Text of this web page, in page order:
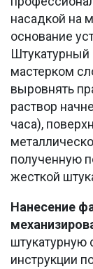
насадкой на
основание
Штукатурный
мастерком
выровнять
раствор
часа),
полученную
жесткой
Нанесение
штукатурную
инструкции